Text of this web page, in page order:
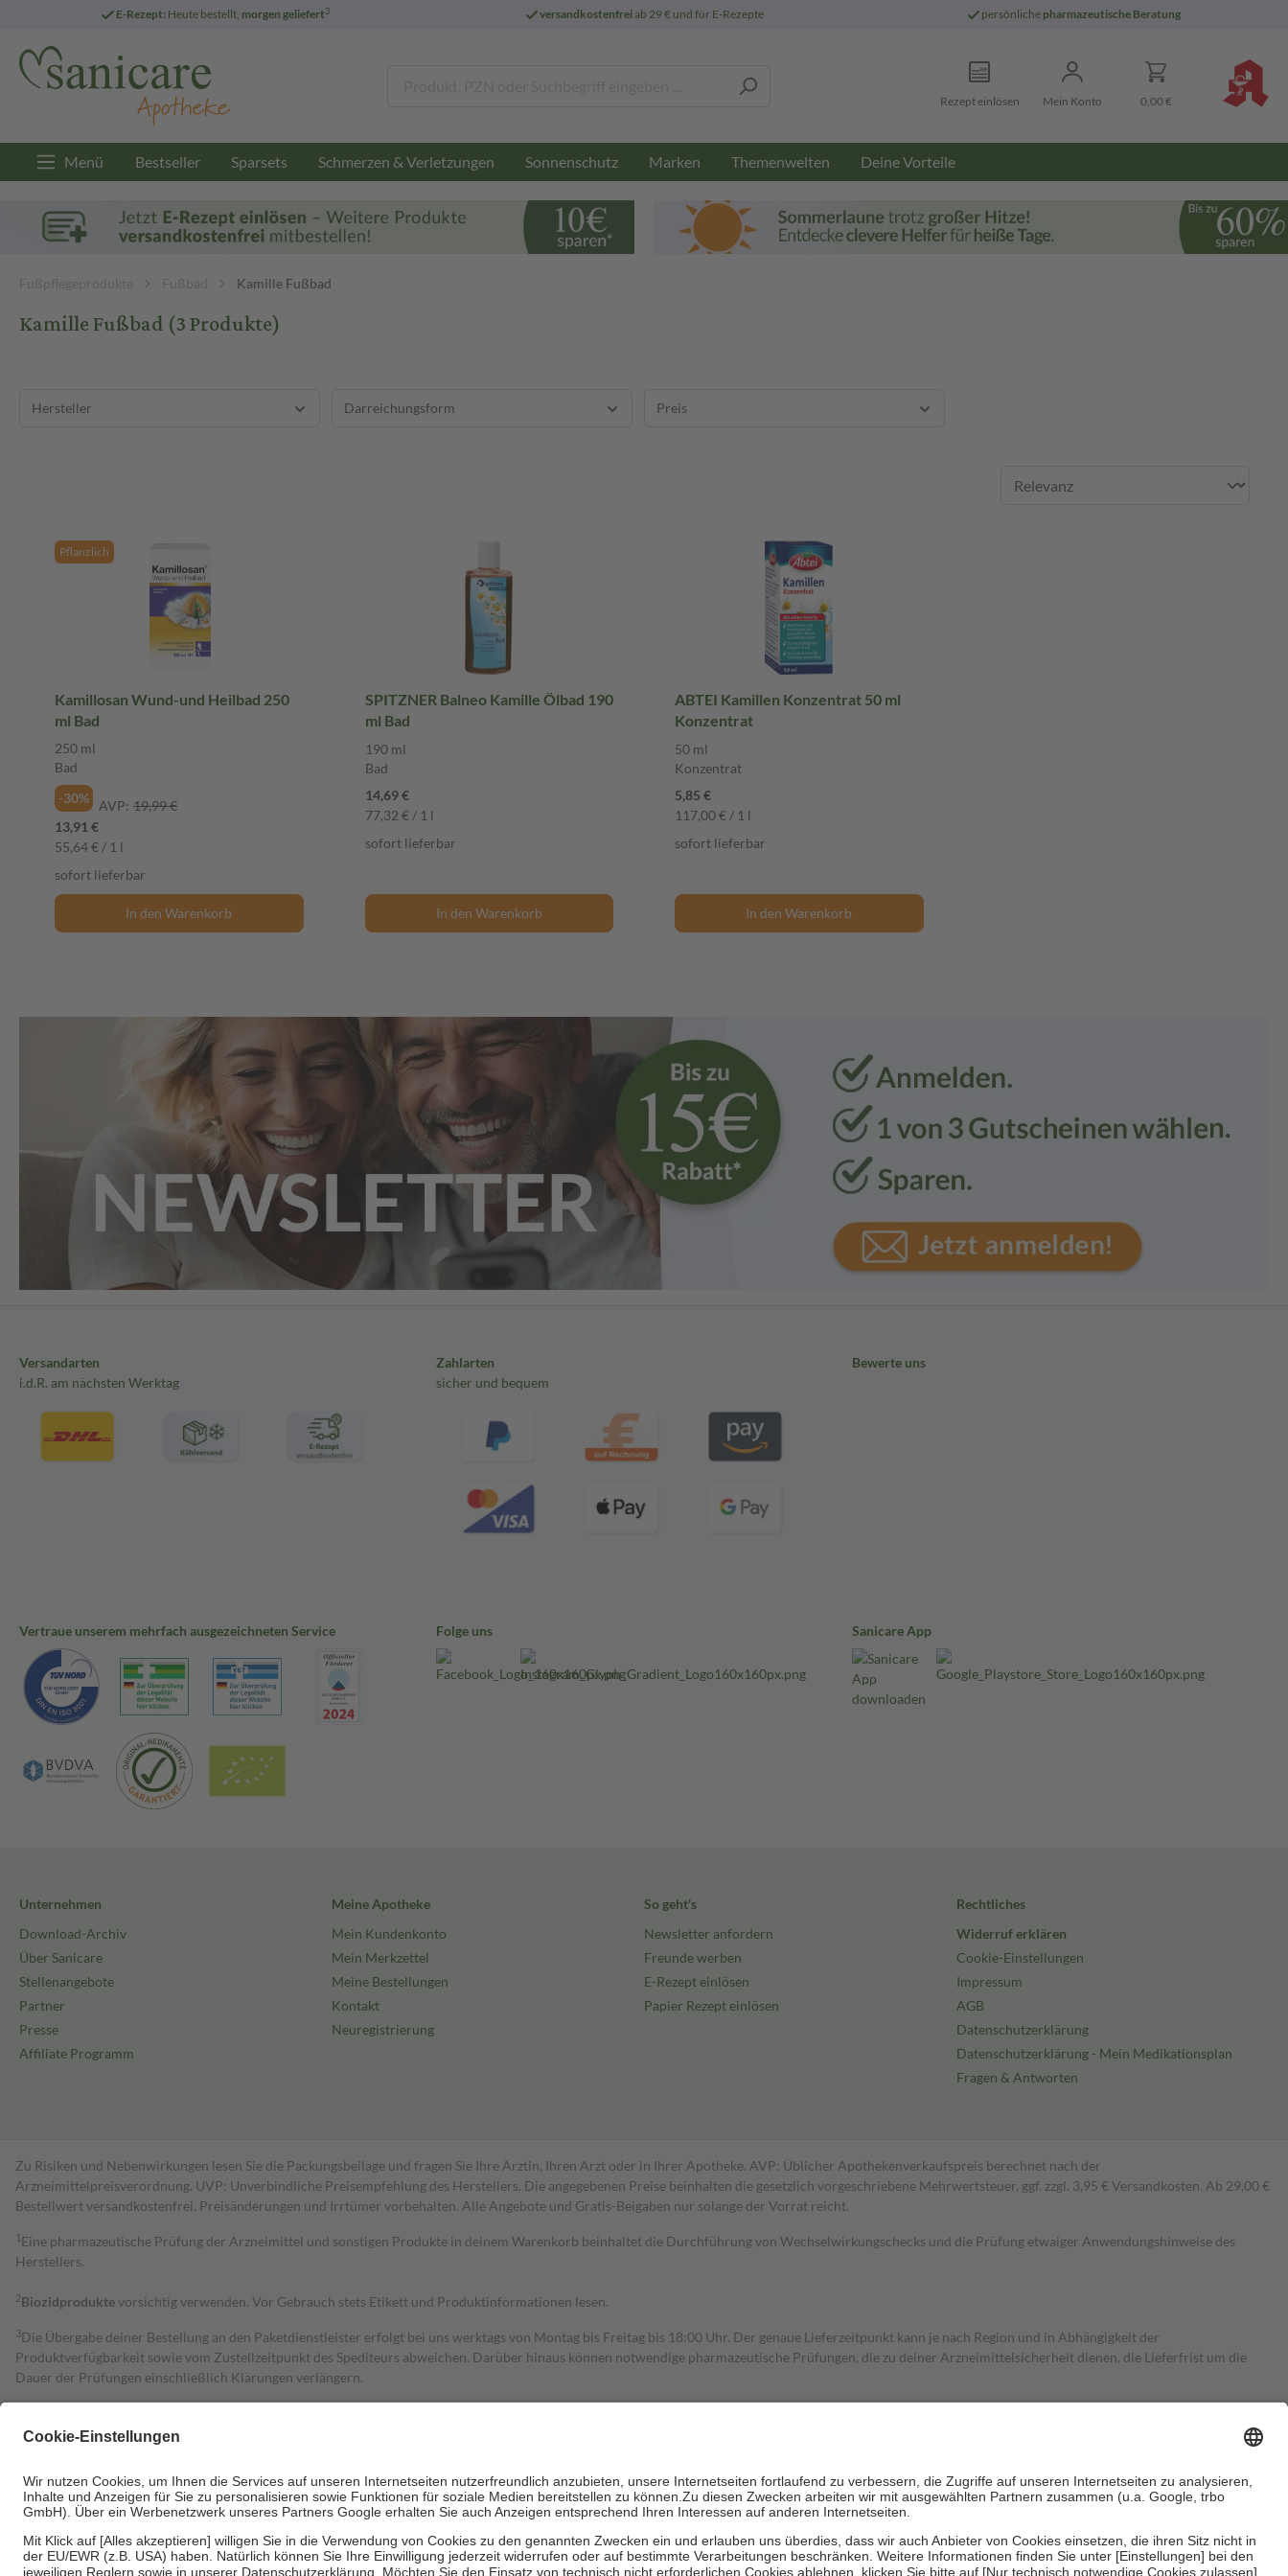
E-Rezept: Heute bestellt, morgen geliefert3 versandkostenfreiab 29 € und für E-Rezepte persönliche pharmazeutische Beratung
Rezept einlösen Mein Konto 0,00 €
Menü Bestseller Sparsets Schmerzen & Verletzungen Sonnenschutz Marken Themenwelten Deine Vorteile
Fußpflegeprodukte Fußbad Kamille Fußbad
Kamille Fußbad(3 Produkte)
Hersteller Darreichungsform Preis
Pflanzlich
Kamillosan Wund-und Heilbad 250
ml Bad
250 ml
Bad
-30%
AVP: 19,99 €
13,91 €
55,64 € / 1 l
sofort lieferbar
In den Warenkorb
SPITZNER Balneo Kamille Ölbad 190
ml Bad
190 ml
Bad
14,69 €
77,32 € / 1 l
sofort lieferbar
In den Warenkorb
ABTEI Kamillen Konzentrat 50 ml
Konzentrat
50 ml
Konzentrat
5,85 €
117,00 € / 1 l
sofort lieferbar
In den Warenkorb
Versandarten
i.d.R. am nächsten Werktag
Zahlarten
sicher und bequem
Bewerte uns
Vertraue unserem mehrfach ausgezeichneten Service Folge uns Sanicare App
Unternehmen
Download-Archiv
Über Sanicare
Stellenangebote
Partner
Presse
Affiliate Programm
Meine Apotheke
Mein Kundenkonto
Mein Merkzettel
Meine Bestellungen
Kontakt
Neuregistrierung
So geht's
Newsletter anfordern
Freunde werben
E-Rezept einlösen
Papier Rezept einlösen
Rechtliches
Widerruf erklären
Cookie-Einstellungen
Impressum
AGB
Datenschutzerklärung
Datenschutzerklärung - Mein Medikationsplan
Fragen & Antworten
Zu Risiken und Nebenwirkungen lesen Sie die Packungsbeilage und fragen Sie Ihre Ärztin, Ihren Arzt oder in Ihrer Apotheke. AVP: Üblicher Apothekenverkaufspreis berechnet nach der
Arzneimittelpreisverordnung. UVP: Unverbindliche Preisempfehlung des Herstellers. Die angegebenen Preise beinhalten die gesetzlich vorgeschriebene Mehrwertsteuer, ggf. zzgl. 3,95 € Versandkosten. Ab 29,00 €
Bestell­wert versand­kosten­frei. Preisänderungen und Irrtümer vorbehalten. Alle Angebote und Gratis-Beigaben nur solange der Vorrat reicht.
1 Eine pharmazeutische Prüfung der Arzneimittel und sonstigen Produkte in deinem Warenkorb beinhaltet die Durchführung von Wechselwirkungschecks und die Prüfung etwaiger Anwendungshinweise des
Herstellers.
2Biozidproduktevorsichtig verwenden. Vor Gebrauch stets Etikett und Produktinformationen lesen.
3Die Übergabe deiner Bestellung an den Paketdienstleister erfolgt bei uns werktags von Montag bis Freitag bis 18:00 Uhr. Der genaue Lieferzeitpunkt kann je nach Region und in Abhängigkeit der
Produktverfügbarkeit sowie vom Zustellzeitpunkt des Spediteurs abweichen. Darüber hinaus können notwendige pharmazeutische Prüfungen, die zu deiner Arzneimittelsicherheit dienen, die Lieferfrist um die
Dauer der Prüfungen einschließlich Klärungen verlängern.
trägt einen Teil davon als Zuzahlung mit.
zu entrichten.
Diese Regeln gelten grundsätzlich auch für Online-Apotheken.
Bei Heilmitteln und häuslicher Krankenpflege beträgt die Zuzahlung zehn Prozent der Kosten sowie zehn Euro je Verordnung.
Um das Engagement der Versicherten für ihre eigene Gesundheit zu stärken und die besondere Stellung der Familie zu unterstützen, fallen
keine Zuzahlungen
an bei:
• Kindern und Jugendlichen bis zum vollendeten 18. Lebensjahr mit Ausnahme der Fahrkosten